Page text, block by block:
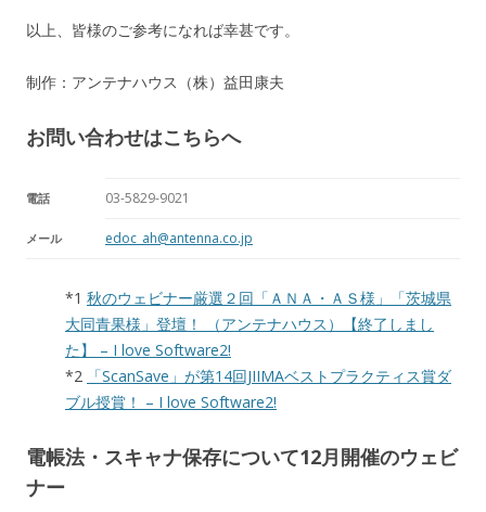
以上、皆様のご参考になれば幸甚です。
制作：アンテナハウス（株）益田康夫
お問い合わせはこちらへ
電話 03-5829-9021
メール edoc_ah@antenna.co.jp
*1 秋のウェビナー厳選２回「ＡＮＡ・ＡＳ様」「茨城県
大同青果様」登壇！ （アンテナハウス）【終了しまし
た】 – I love Software2!
*2
「ScanSave」が第14回JIIMAベストプラクティス賞ダ
ブル授賞！ – I love Software2!
電帳法・スキャナ保存について12月開催のウェビ
ナー